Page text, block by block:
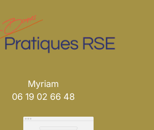
Myriam
06 19 02 66 48